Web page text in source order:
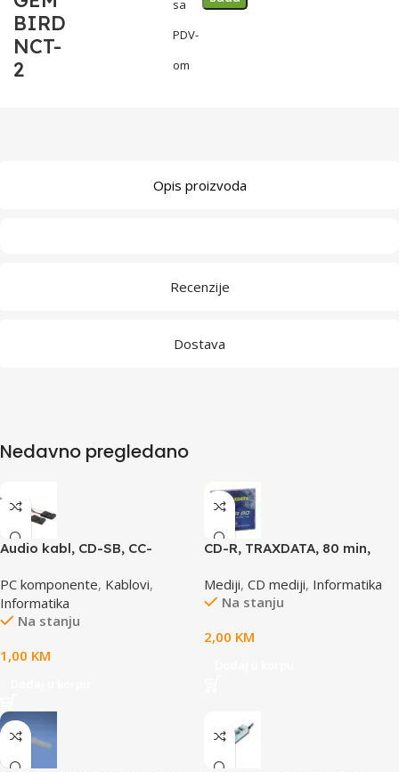
BIRD
NCT-
2
sa
PDV-
om
Opis proizvoda
Recenzije
Dostava
Nedavno pregledano
Audio kabl, CD-SB, CC-
PC komponente, Kablovi,
Informatika
Na stanju
1,00 KM
CD-R, TRAXDATA, 80 min,
Mediji, CD mediji, Informatika
Na stanju
2,00 KM